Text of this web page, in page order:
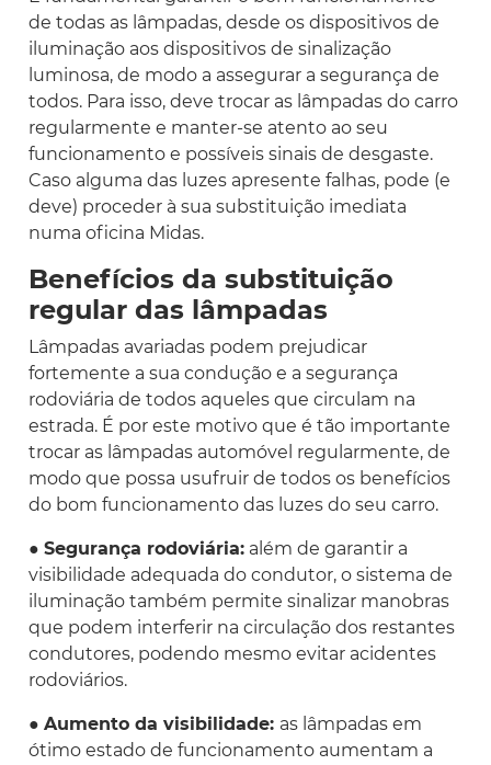
de todas as lâmpadas, desde os dispositivos de
iluminação aos dispositivos de sinalização
luminosa, de modo a assegurar a segurança de
todos. Para isso, deve trocar as lâmpadas do carro
regularmente e manter-se atento ao seu
funcionamento e possíveis sinais de desgaste.
Caso alguma das luzes apresente falhas, pode (e
deve) proceder à sua substituição imediata
numa oficina Midas.
Benefícios da substituição
regular das lâmpadas
Lâmpadas avariadas podem prejudicar
fortemente a sua condução e a segurança
rodoviária de todos aqueles que circulam na
estrada. É por este motivo que é tão importante
trocar as lâmpadas automóvel regularmente, de
modo que possa usufruir de todos os benefícios
do bom funcionamento das luzes do seu carro.
● Segurança rodoviária: além de garantir a
visibilidade adequada do condutor, o sistema de
iluminação também permite sinalizar manobras
que podem interferir na circulação dos restantes
condutores, podendo mesmo evitar acidentes
rodoviários.
● Aumento da visibilidade: as lâmpadas em
ótimo estado de funcionamento aumentam a